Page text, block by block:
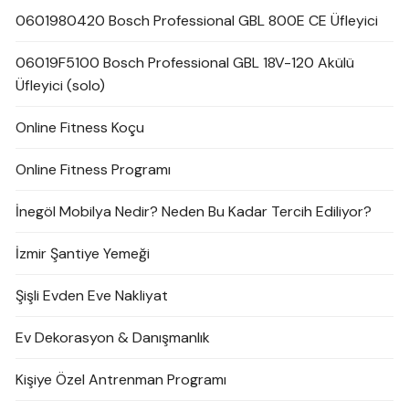
0601980420 Bosch Professional GBL 800E CE Üfleyici
06019F5100 Bosch Professional GBL 18V-120 Akülü
Üfleyici (solo)
Online Fitness Koçu
Online Fitness Programı
İnegöl Mobilya Nedir? Neden Bu Kadar Tercih Ediliyor?
İzmir Şantiye Yemeği
Şişli Evden Eve Nakliyat
Ev Dekorasyon & Danışmanlık
Kişiye Özel Antrenman Programı